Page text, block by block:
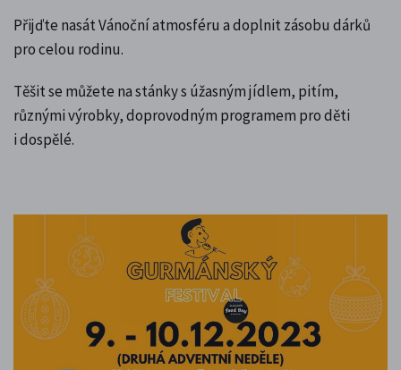
Přijďte nasát Vánoční atmosféru a doplnit zásobu dárků
pro celou rodinu.
Těšit se můžete na stánky s úžasným jídlem, pitím,
různými výrobky, doprovodným programem pro děti
i dospělé.